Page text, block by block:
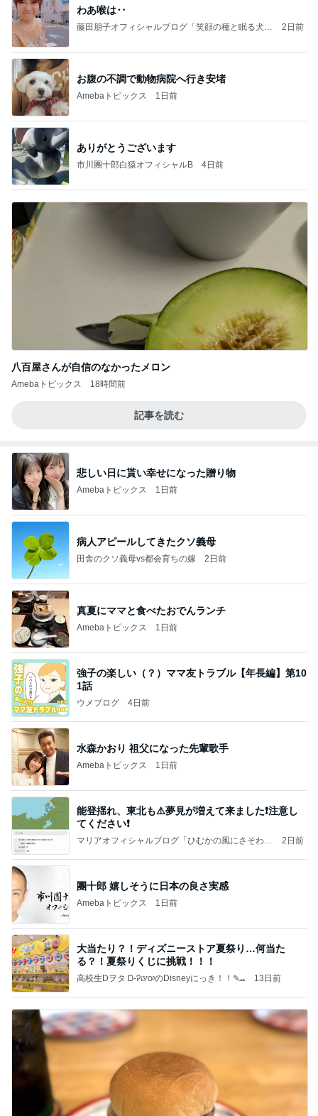
わあ喉は‥
藤田朋子オフィシャルブログ「笑顔の種と眠る犬」
2日前
お腹の不調で動物病院へ行き安堵
Amebaトピックス 1日前
ありがとうございます
市川團十郎白猿オフィシャルB 4日前
八百屋さんが自信のなかったメロン
Amebaトピックス 18時間前
記事を読む
悲しい日に貰い幸せになった贈り物
Amebaトピックス 1日前
病人アピールしてきたクソ義母
田舎のクソ義母vs都会育ちの嫁 2日前
真夏にママと食べたおでんランチ
Amebaトピックス 1日前
強子の楽しい（？）ママ友トラブル【年長編】第10
1話
ウメブログ 4日前
水森かおり 祖父になった先輩歌手
Amebaトピックス 1日前
能登揺れ、東北も⚠️夢見が増えて来ました❗️注意し
てください❗️
マリアオフィシャルブログ「ひむかの風にさそわれ
2日前
團十郎 嬉しそうに日本の良さ実感
Amebaトピックス 1日前
大当たり？！ディズニーストア夏祭り…何当た
る？！夏祭りくじに挑戦！！！
高校生Dヲタ Ꭰ-ᎮꭵꭹꭴのDisneyにっき！！✎ܚ 13日前